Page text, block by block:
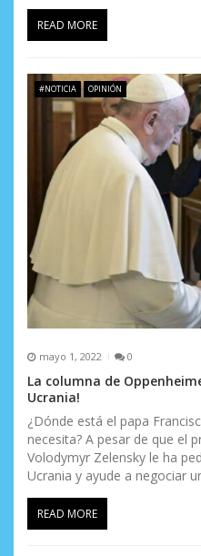
d
a
s
READ MORE
#NOTICIA OPINIÓN
mayo 1, 2022 0
La columna de
Ucrania!
¿Dónde está el papa
necesita? A pesar de que el
Volodymyr Zelensky le ha
Ucrania y ayude a negociar
READ MORE